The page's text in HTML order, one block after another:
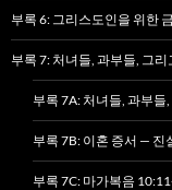
부록 6: 그리스도인을 위한
부록 7: 처녀들, 과부들, 그
부록 7A: 처녀들, 과부
부록 7B: 이혼 증서 — 진
부록 7C: 마가복음